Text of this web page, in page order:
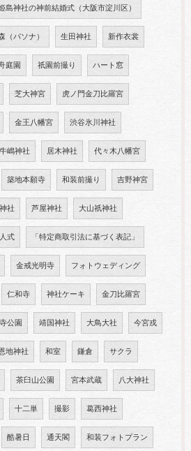
島神社の神前結婚式（大阪市淀川区）
（パソナ） 生田神社 新作衣裳
庭園 祇園前撮り ハート窓
芝大神宮 虎ノ門金刀比羅宮
金王八幡宮 渋谷氷川神社
牛嶋神社 居木神社 代々木八幡宮
築地本願寺 和装前撮り 吉野神宮
社 芦屋神社 大山祇神社
式 「特定商取引法に基づく表記」
金戒光明寺 フォトウェディング
仁和寺 神社ケーキ 金刀比羅宮
公園 靖国神社 大鳥大社 今宮戎
地神社 和室 鎌倉 サクラ
茶臼山公園 宮本武蔵 八大神社
十二単 撮影 葛西神社
酷暑日 通天閣 和装フォトプラン